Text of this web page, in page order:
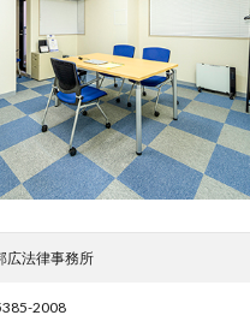
広法律事務所
2008